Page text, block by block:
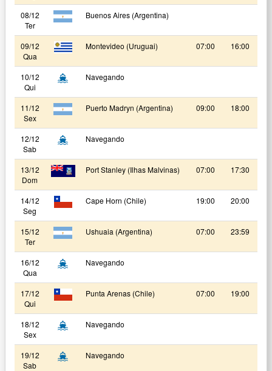
08/12
Ter
Buenos Aires (Argentina)
09/12
Qua
Montevideo (Uruguai) 07:00 16:00
10/12
Qui
Navegando
11/12
Sex
Puerto Madryn (Argentina) 09:00 18:00
12/12
Sab
Navegando
13/12
Dom
Port Stanley (Ilhas Malvinas) 07:00 17:30
14/12
Seg
Cape Horn (Chile) 19:00 20:00
15/12
Ter
Ushuaia (Argentina) 07:00 23:59
16/12
Qua
Navegando
17/12
Qui
Punta Arenas (Chile) 07:00 19:00
18/12
Sex
Navegando
19/12
Sab
Navegando